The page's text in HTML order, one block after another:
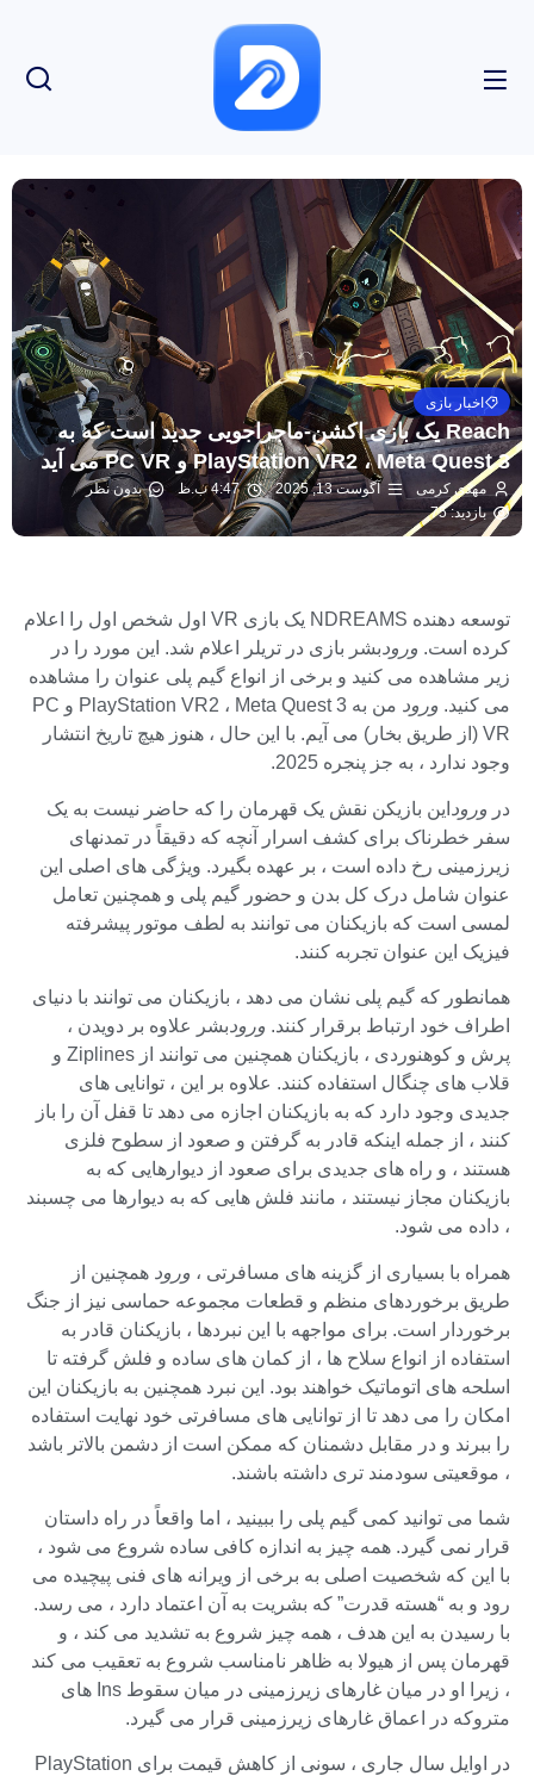
اخبار بازی
Reach یک بازی اکشن-ماجراجویی جدید است که به
PlayStation VR2 ، Meta Quest 3 و PC VR می آید
مهدی کرمی آگوست 13, 2025 4:47 ب.ظ
بدون نظر
بازدید: 75
توسعه دهنده NDREAMS یک بازی VR اول شخص اول را اعلام
کرده است. ورودبشر بازی در تریلر اعلام شد. این مورد را در
زیر مشاهده می کنید و برخی از انواع گیم پلی عنوان را مشاهده
می کنید. ورود
من به PlayStation VR2 ، Meta Quest 3 و PC
VR (از طریق بخار) می آیم. با این حال ، هنوز هیچ تاریخ انتشار
وجود ندارد ، به جز پنجره 2025.
در ورود این بازیکن نقش یک قهرمان را که حاضر نیست به یک
سفر خطرناک برای کشف اسرار آنچه که دقیقاً در تمدنهای
زیرزمینی رخ داده است ، بر عهده بگیرد. ویژگی های اصلی این
عنوان شامل درک کل بدن و حضور گیم پلی و همچنین تعامل
لمسی است که بازیکنان می توانند به لطف موتور پیشرفته
فیزیک این عنوان تجربه کنند.
همانطور که گیم پلی نشان می دهد ، بازیکنان می توانند با دنیای
اطراف خود ارتباط برقرار کنند. ورودبشر علاوه بر دویدن ،
پرش و کوهنوردی ، بازیکنان همچنین می توانند از Ziplines و
قلاب های چنگال استفاده کنند. علاوه بر این ، توانایی های
جدیدی وجود دارد که به بازیکنان اجازه می دهد تا قفل آن را باز
کنند ، از جمله اینکه قادر به گرفتن و صعود از سطوح فلزی
هستند ، و راه های جدیدی برای صعود از دیوارهایی که به
بازیکنان مجاز نیستند ، مانند فلش هایی که به دیوارها می چسبند
، داده می شود.
همراه با بسیاری از گزینه های مسافرتی ، ورود همچنین از
طریق برخوردهای منظم و قطعات مجموعه حماسی نیز از جنگ
برخوردار است. برای مواجهه با این نبردها ، بازیکنان قادر به
استفاده از انواع سلاح ها ، از کمان های ساده و فلش گرفته تا
اسلحه های اتوماتیک خواهند بود. این نبرد همچنین به بازیکنان این
امکان را می دهد تا از توانایی های مسافرتی خود نهایت استفاده
را ببرند و در مقابل دشمنان که ممکن است از دشمن بالاتر باشد
، موقعیتی سودمند تری داشته باشند.
شما می توانید کمی گیم پلی را ببینید ، اما واقعاً در راه داستان
قرار نمی گیرد. همه چیز به اندازه کافی ساده شروع می شود ،
با این که شخصیت اصلی به برخی از ویرانه های فنی پیچیده می
رود و به “هسته قدرت” که بشریت به آن اعتماد دارد ، می رسد.
با رسیدن به این هدف ، همه چیز شروع به تشدید می کند ، و
قهرمان پس از هیولا به ظاهر نامناسب شروع به تعقیب می کند
، زیرا او در میان غارهای زیرزمینی در میان سقوط Ins های
متروکه در اعماق غارهای زیرزمینی قرار می گیرد.
در اوایل سال جاری ، سونی از کاهش قیمت برای PlayStation